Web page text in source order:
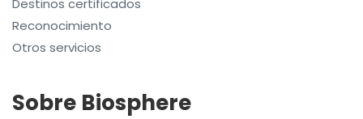
Destinos certificados
Reconocimiento
Otros servicios
Sobre Biosphere